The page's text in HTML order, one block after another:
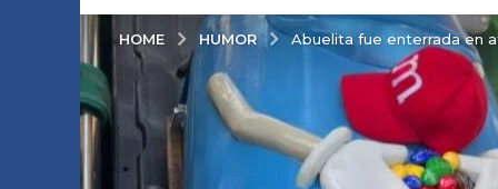
HOME HUMOR Abuelita fue enterrada en